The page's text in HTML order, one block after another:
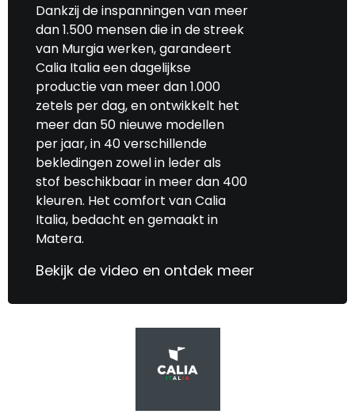
Dankzij de inspanningen van meer
dan 1.500 mensen die in de streek
van Murgia werken, garandeert
Calia Italia een dagelijkse
productie van meer dan 1.000
zetels per dag, en ontwikkelt het
meer dan 50 nieuwe modellen
per jaar, in 40 verschillende
bekledingen zowel in leder als
stof beschikbaar in meer dan 400
kleuren. Het comfort van Calia
Italia, bedacht en gemaakt in
Matera.
Bekijk de video en ontdek meer